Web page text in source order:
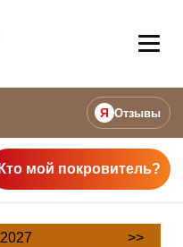
Я Отзывы
Кто мой покровитель?
>>